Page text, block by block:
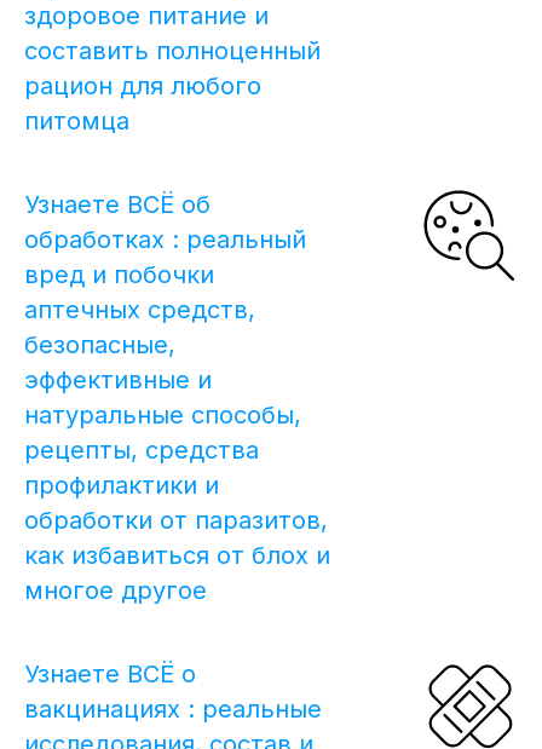
здоровое питание и
составить полноценный
рацион для любого
питомца
Узнаете ВСЁ об
обработках : реальный
вред и побочки
аптечных средств,
безопасные,
эффективные и
натуральные способы,
рецепты, средства
профилактики и
обработки от паразитов,
как избавиться от блох и
многое другое
Узнаете ВСЁ о
вакцинациях : реальные